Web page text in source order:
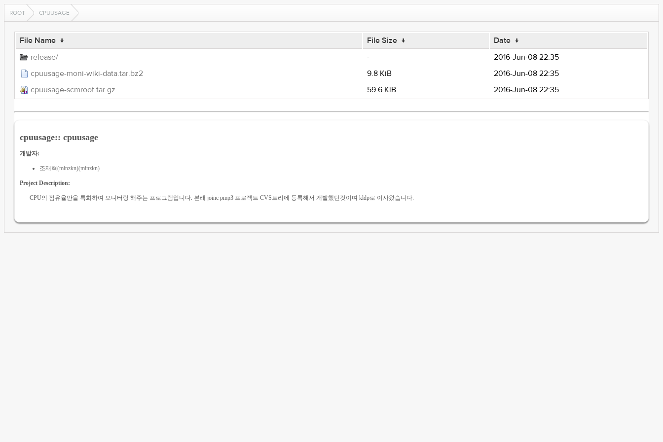
ROOT CPUUSAGE
File Name ↓ File Size ↓ Date ↓
release/
-
2016-Jun-08 22:35
cpuusage-moni-wiki-data.tar.bz2
9.8 KiB
2016-Jun-08 22:35
cpuusage-scmroot.tar.gz
59.6 KiB 2016-Jun-08 22:35
cpuusage:: cpuusage
개발자:
조재혁(minzkn)(minzkn)
Project Description:
CPU의 점유율만을 특화하여 모니터링 해주는 프로그램입니다. 본래 joinc pmp3 프로젝트 CVS트리에 등록해서 개발했던것이며 kldp로 이사왔습니다.